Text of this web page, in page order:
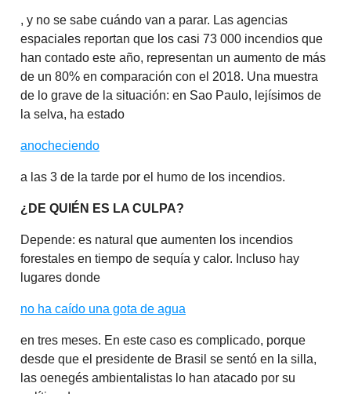
, y no se sabe cuándo van a parar. Las agencias
espaciales reportan que los casi 73 000 incendios que
han contado este año, representan un aumento de más
de un 80% en comparación con el 2018. Una muestra
de lo grave de la situación: en Sao Paulo, lejísimos de
la selva, ha estado
anocheciendo
a las 3 de la tarde por el humo de los incendios.
¿DE QUIÉN ES LA CULPA?
Depende: es natural que aumenten los incendios
forestales en tiempo de sequía y calor. Incluso hay
lugares donde
no ha caído una gota de agua
en tres meses. En este caso es complicado, porque
desde que el presidente de Brasil se sentó en la silla,
las oenegés ambientalistas lo han atacado por su